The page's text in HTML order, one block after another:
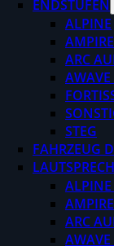
ENDSTUFEN
ALPINE
AMPIRE
ARC
STEG
FAHRZEUG
ALPINE
ARC